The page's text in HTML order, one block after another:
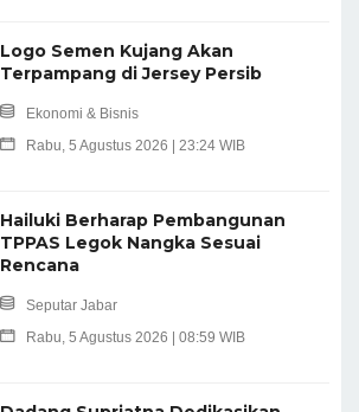
Logo Semen Kujang Akan
Terpampang di Jersey Persib
Ekonomi & Bisnis
Rabu, 5 Agustus 2026 | 23:24 WIB
Hailuki Berharap Pembangunan
TPPAS Legok Nangka Sesuai
Rencana
Seputar Jabar
Rabu, 5 Agustus 2026 | 08:59 WIB